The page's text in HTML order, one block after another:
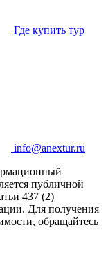
Где купить тур
info@anextur.ru
публичной
437 (2)
Для получения
обращайтесь